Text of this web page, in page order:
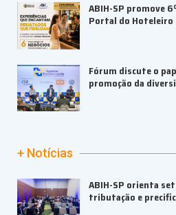
ABIH-SP promove
Portal do Hoteleiro
Fórum discute o
promoção da
+ Notícias
ABIH-SP orienta
tributação e